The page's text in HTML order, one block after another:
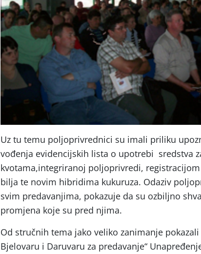
Uz tu temu poljoprivrednici su imali priliku
vođenja evidencijskih lista o upotrebi sredstva
kvotama,integriranoj poljoprivredi,
bilja te novim hibridima kukuruza. Odaziv
svim predavanjima, pokazuje da su ozbiljno
promjena koje su pred njima.
Od stručnih tema jako veliko zanimanje
Bjelovaru i Daruvaru za predavanje“